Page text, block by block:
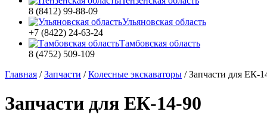
8 (8412) 99-88-09
Ульяновская область
+7 (8422) 24-63-24
Тамбовская область
8 (4752) 509-109
Главная /Запчасти /Колесные экскаваторы /Запчасти для ЕК-
Запчасти для ЕК-14-90